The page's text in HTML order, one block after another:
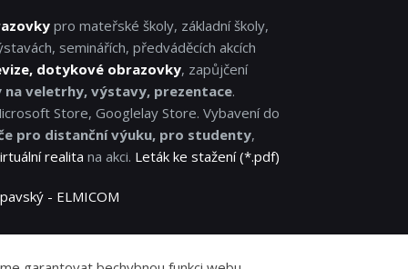
pro mateřské školy, základní školy,
seminářích, předváděcích akcích
dotykové obrazovky, zapůjčení
na veletrhy, výstavy, prezentace.
Store, Googlelay Store. Vybavení do
pro distanční výuku, pro studenty,
realita na akci. Leták ke stažení (*.pdf)
- ELMICOM